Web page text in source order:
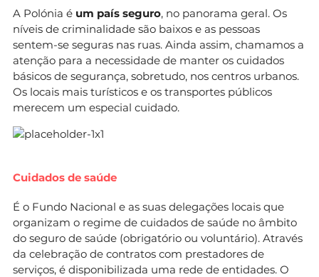
A Polónia é um país seguro, no panorama geral. Os
níveis de criminalidade são baixos e as pessoas
sentem-se seguras nas ruas. Ainda assim, chamamos a
atenção para a necessidade de manter os cuidados
básicos de segurança, sobretudo, nos centros urbanos.
Os locais mais turísticos e os transportes públicos
merecem um especial cuidado.
Cuidados de saúde
É o Fundo Nacional e as suas delegações locais que
organizam o regime de cuidados de saúde no âmbito
do seguro de saúde (obrigatório ou voluntário). Através
da celebração de contratos com prestadores de
serviços, é disponibilizada uma rede de entidades. O